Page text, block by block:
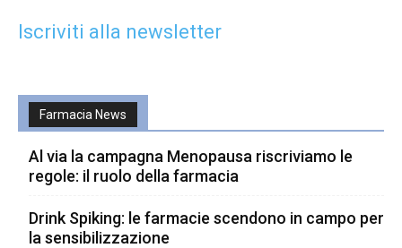
Iscriviti alla newsletter
Farmacia News
Al via la campagna Menopausa riscriviamo le
regole: il ruolo della farmacia
Drink Spiking: le farmacie scendono in campo per
la sensibilizzazione